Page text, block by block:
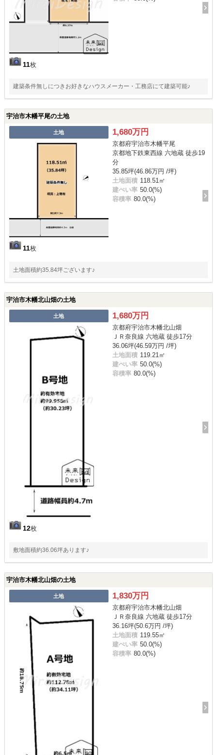
11枚
建築条件無しにつきお好きなハウスメーカー・工務店にて建築可能♪
宇治市木幡平尾の土地
土地
11枚
1,680万円
京都府宇治市木幡平尾
京都地下鉄東西線 六地蔵 徒歩19
分
35.85坪(46.86万円 /坪)
土地面積 118.51㎡
建ぺい率 50.0(%)
容積率 80.0(%)
土地面積約35.84坪ございます♪
宇治市木幡北山畑の土地
土地
12枚
1,680万円
京都府宇治市木幡北山畑
ＪＲ奈良線 六地蔵 徒歩17分
36.06坪(46.59万円 /坪)
土地面積 119.21㎡
建ぺい率 50.0(%)
容積率 80.0(%)
敷地面積約36.06坪あります♪
宇治市木幡北山畑の土地
土地 1,830万円
京都府宇治市木幡北山畑
ＪＲ奈良線 六地蔵 徒歩17分
36.16坪(50.6万円 /坪)
土地面積 119.55㎡
建ぺい率 50.0(%)
容積率 80.0(%)